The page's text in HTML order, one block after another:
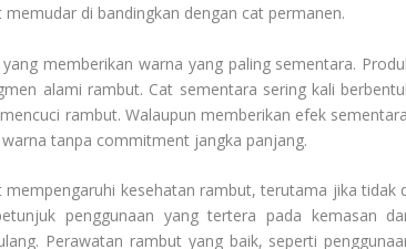
di bandingkan dengan cat permanen.
memberikan warna yang paling sementara.
alami rambut. Cat sementara sering kali
rambut. Walaupun memberikan efek
tanpa commitment jangka panjang.
kesehatan rambut, terutama jika tidak
penggunaan yang tertera pada kemasan
Perawatan rambut yang baik, seperti